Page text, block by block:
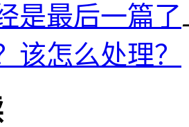
是最后一篇了
该怎么处理？